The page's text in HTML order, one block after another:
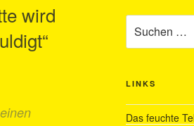
wird
nach:
LINKS
Das feuchte